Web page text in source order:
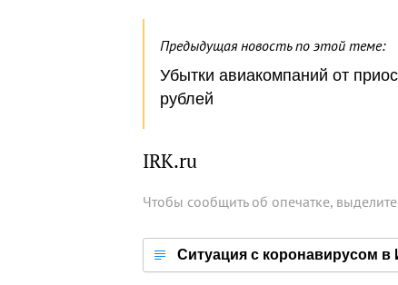
Предыдущая новость по этой теме:
Убытки авиакомпаний от
рублей
IRK.ru
Чтобы сообщить об опечатке,
Ситуация с коронавирусом в